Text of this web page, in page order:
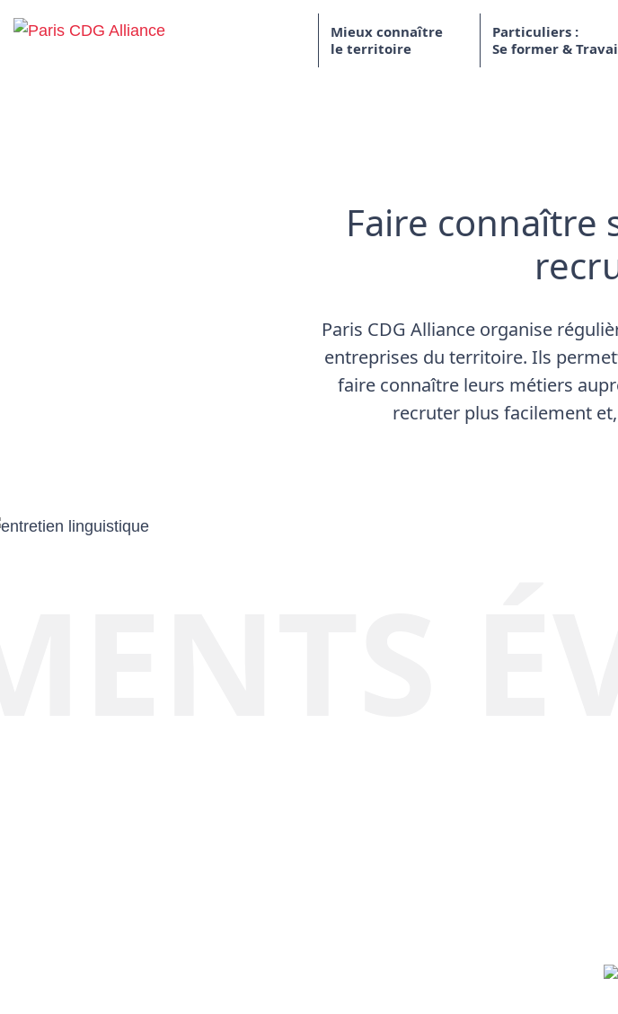
Mieux connaître
le territoire
Particuliers :
Se former &
Faire connaître
Paris CDG Alliance organise
entreprises du territoire. Ils
faire connaître leurs métiers
recruter plus facilement